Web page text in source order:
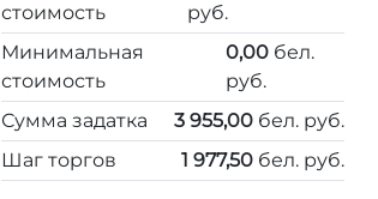
стоимость
руб.
Минимальная
стоимость
0,00бел.
руб.
Сумма задатка
3 955,00 бел. руб.
Шаг торгов
1 977,50 бел. руб.